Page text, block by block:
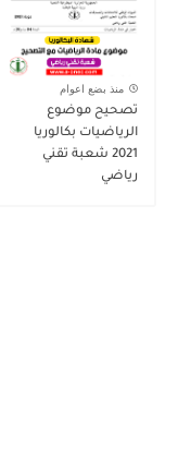
منذ بضع اعوام
تصحيح موضوع
الرياضيات بكالوريا
2021 شعبة تقني
رياضي